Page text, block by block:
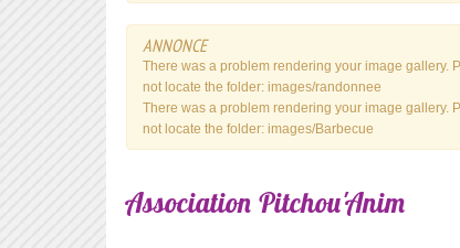
ANNONCE
There was a problem rendering your image gallery.
not locate the folder: images/randonnee
There was a problem rendering your image gallery.
not locate the folder: images/Barbecue
Association Pitchou'Anim